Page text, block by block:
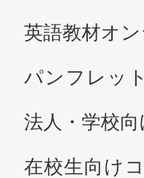
英語教材オ
パンフレッ
法人・学校
在校生向け